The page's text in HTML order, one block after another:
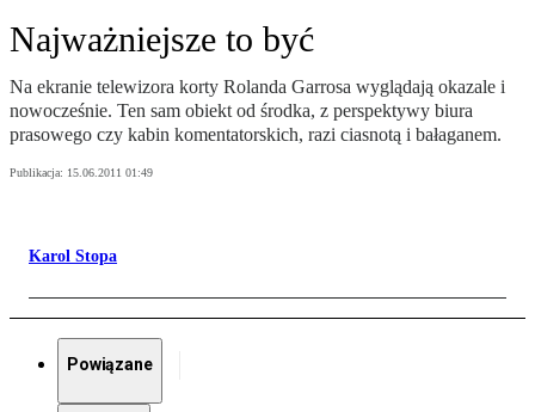
Najważniejsze to być
Na ekranie telewizora korty Rolanda Garrosa wyglądają okazale i
nowocześnie. Ten sam obiekt od środka, z perspektywy biura
prasowego czy kabin komentatorskich, razi ciasnotą i bałaganem.
Publikacja: 15.06.2011 01:49
Karol Stopa
Powiązane